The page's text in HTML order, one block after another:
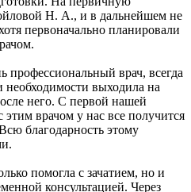
Н. А., и в дальнейшем не
первоначально планировали
профессиональный врач, всегда
необходимости выходила на
него. С первой нашей
этим врачом у нас все получится
благодарность этому
помогла с зачатием, но и
консультацией. Через